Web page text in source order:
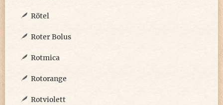
Rötel
Roter Bolus
Rotmica
Rotorange
Rotviolett